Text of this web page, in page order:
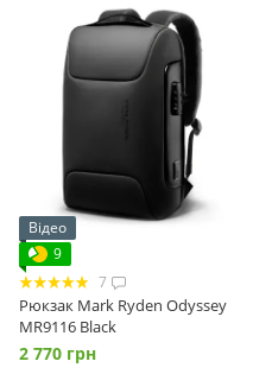
Відео
9
7
Рюкзак Mark Ryden Odyssey
MR9116 Black
2 770 грн